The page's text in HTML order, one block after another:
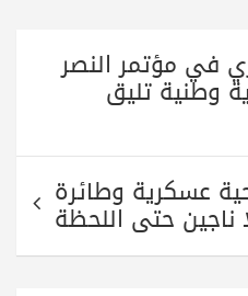
في مؤتمر النصر
وطنية تليق
عسكرية وطائرة
ناجين حتى اللحظة